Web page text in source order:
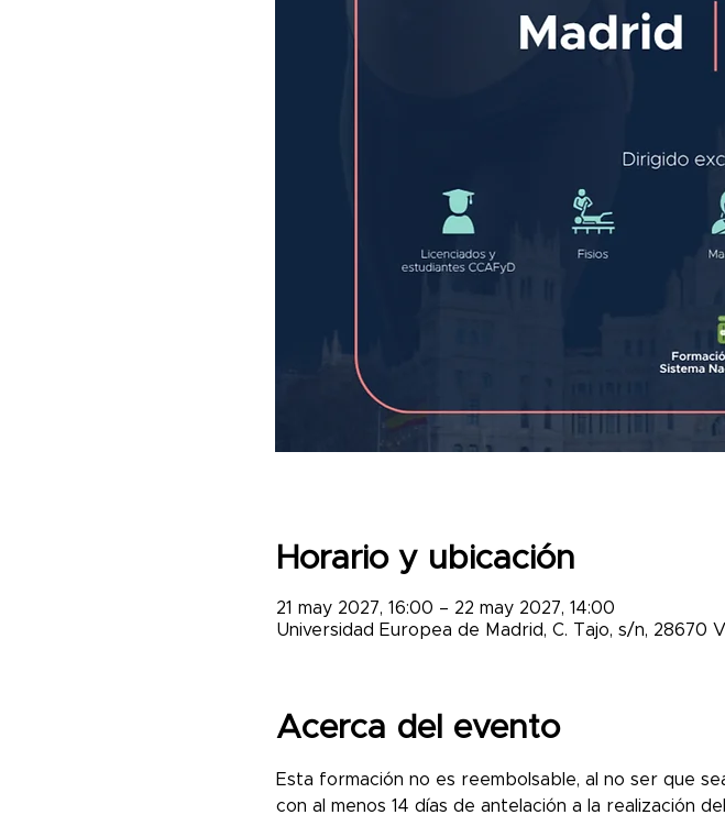
Horario y ubicación
21 may 2027, 16:00 – 22 may 2027, 14:00
Universidad Europea de Madrid, C. Tajo, s/n, 28670
Acerca del evento
Esta formación no es reembolsable, al no ser que
con al menos 14 días de antelación a la realización